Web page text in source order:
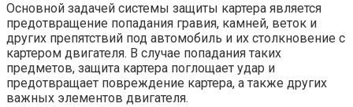
Основной задачей системы защиты картера является
предотвращение попадания гравия, камней, веток и
других препятствий под автомобиль и их столкновение с
картером двигателя. В случае попадания таких
предметов, защита картера поглощает удар и
предотвращает повреждение картера, а также других
важных элементов двигателя.